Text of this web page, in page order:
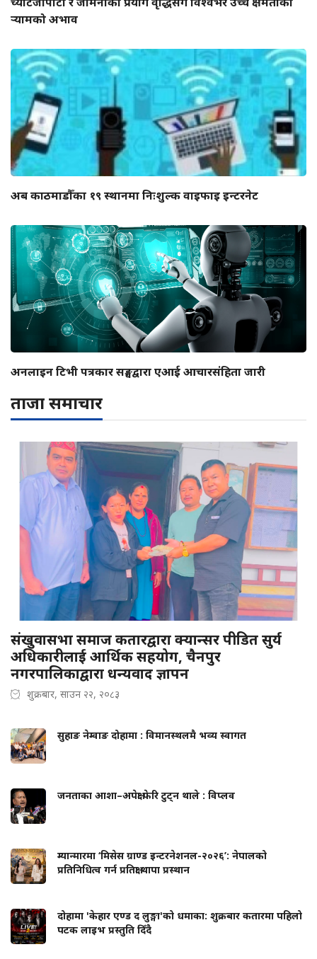
र्‍यामको अभाव
अब काठमाडौँका १९ स्थानमा निःशुल्क वाइफाइ इन्टरनेट
अनलाइन टिभी पत्रकार सङ्घद्वारा एआई आचारसंहिता जारी
ताजा समाचार
संखुवासभा समाज कतारद्वारा क्यान्सर पीडित सुर्य
अधिकारीलाई आर्थिक सहयोग, चैनपुर
नगरपालिकाद्वारा धन्यवाद ज्ञापन
शुक्रबार, साउन २२, २०८३
सुहाङ नेम्वाङ दोहामा : विमानस्थलमै भव्य स्वागत
जनताका आशा–अपेक्षा फेरि टुट्न थाले : विप्लव
म्यान्मारमा ‘मिसेस ग्राण्ड इन्टरनेशनल-२०२६’: नेपालको
प्रतिनिधित्व गर्न प्रतिक्षा थापा प्रस्थान
दोहामा 'केहार एण्ड द लुङ्गा'को धमाका: शुक्रबार कतारमा पहिलो
पटक लाइभ प्रस्तुति दिँदै